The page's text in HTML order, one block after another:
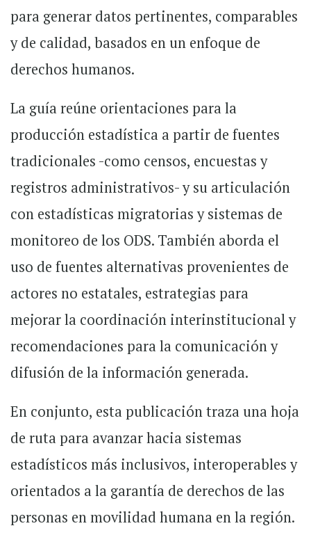
para generar datos pertinentes, comparables
y de calidad, basados en un enfoque de
derechos humanos.
La guía reúne orientaciones para la
producción estadística a partir de fuentes
tradicionales -como censos, encuestas y
registros administrativos- y su articulación
con estadísticas migratorias y sistemas de
monitoreo de los ODS. También aborda el
uso de fuentes alternativas provenientes de
actores no estatales, estrategias para
mejorar la coordinación interinstitucional y
recomendaciones para la comunicación y
difusión de la información generada.
En conjunto, esta publicación traza una hoja
de ruta para avanzar hacia sistemas
estadísticos más inclusivos, interoperables y
orientados a la garantía de derechos de las
personas en movilidad humana en la región.